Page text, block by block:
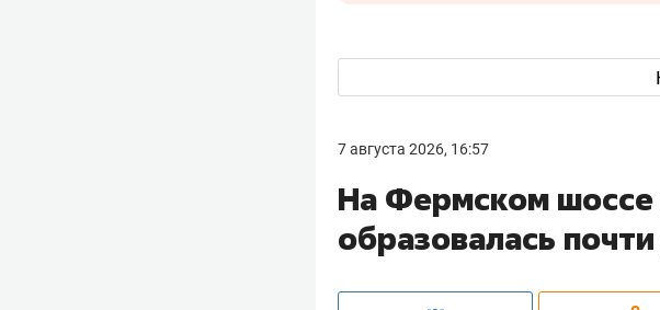
7 августа 2026, 16:57
На Фермском шоссе
образовалась